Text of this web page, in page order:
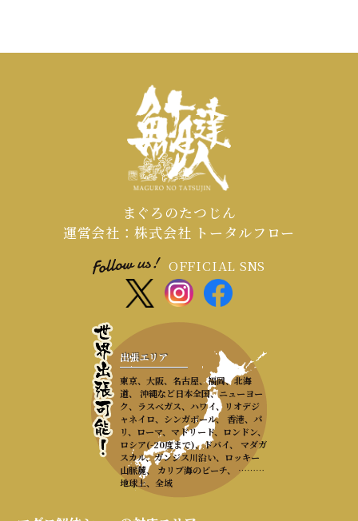
まぐろのたつじん
運営会社：株式会社 トータルフロー
OFFICIAL SNS
出張エリア
東京、大阪、名古屋、福岡、北海
道、 沖縄など日本全国、ニューヨー
ク、ラスベガス、ハワイ、リオデジ
ャネイロ、シンガポール、 香港、パ
リ、ローマ、マドリード、ロンドン、
ロシア(-20度まで)、ドバイ、 マダガ
スカル、ガンジス川沿い、ロッキー
山脈麓、 カリブ海のビーチ、 ………
地球上、全域